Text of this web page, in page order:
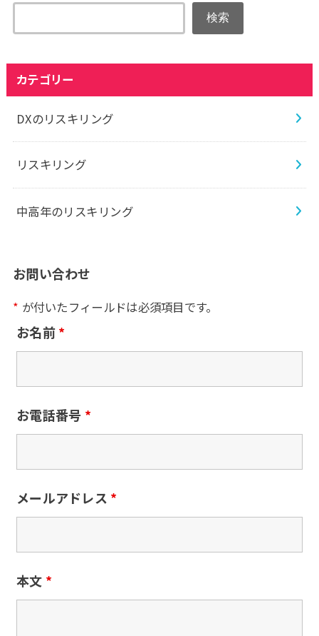
検索
カテゴリー
DXのリスキリング
リスキリング
中高年のリスキリング
お問い合わせ
* が付いたフィールドは必須項目です。
お名前*
お電話番号 *
メールアドレス *
本文 *